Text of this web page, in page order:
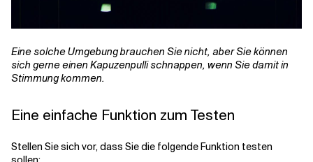
Eine solche Umgebung brauchen Sie nicht, aber Sie können
sich gerne einen Kapuzenpulli schnappen, wenn Sie damit in
Stimmung kommen.
Eine einfache Funktion zum Testen
Stellen Sie sich vor, dass Sie die folgende Funktion testen